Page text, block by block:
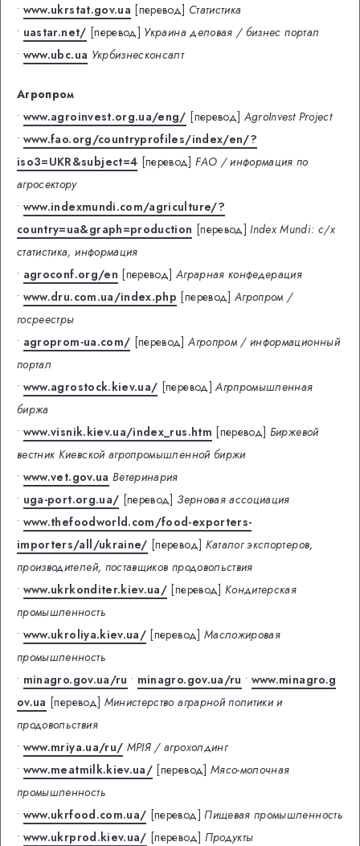
• www.ukrstat.gov.ua [перевод] Статистика
• uastar.net/ [перевод] Украина деловая / бизнес портал
• www.ubc.ua Укрбизнесконсалт
Агропром
• www.agroinvest.org.ua/eng/ [перевод] AgroInvest Project
• www.fao.org/countryprofiles/index/en/?
iso3=UKR&subject=4 [перевод] FAO / информация по
агросектору
• www.indexmundi.com/agriculture/?
country=ua&graph=production [перевод] Index Mundi: с/х
статистика, информация
• agroconf.org/en [перевод] Аграрная конфедерация
• www.dru.com.ua/index.php [перевод] Агропром /
госреестры
• agroprom-ua.com/ [перевод] Агропром / информационный
портал
• www.agrostock.kiev.ua/ [перевод] Агрпромышленная
биржа
• www.visnik.kiev.ua/index_rus.htm [перевод] Биржевой
вестник Киевской агропромышленной биржи
• www.vet.gov.ua Ветеринария
• uga-port.org.ua/ [перевод] Зерновая ассоциация
• www.thefoodworld.com/food-exporters-
importers/all/ukraine/ [перевод] Каталог экспортеров,
производителей, поставщиков продовольствия
• www.ukrkonditer.kiev.ua/ [перевод] Кондитерская
промышленность
• www.ukroliya.kiev.ua/ [перевод] Масложировая
промышленность
• minagro.gov.ua/ru • minagro.gov.ua/ru • www.minagro.g
ov.ua [перевод] Министерство аграрной политики и
продовольствия
• www.mriya.ua/ru/ МРIЯ / агрохолдинг
• www.meatmilk.kiev.ua/ [перевод] Мясо-молочная
промышленность
• www.ukrfood.com.ua/ [перевод] Пищевая промышленность
• www.ukrprod.kiev.ua/ [перевод] Продукты